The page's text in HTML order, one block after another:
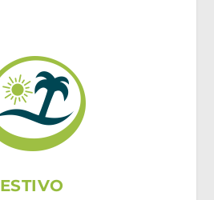
ESTIVO